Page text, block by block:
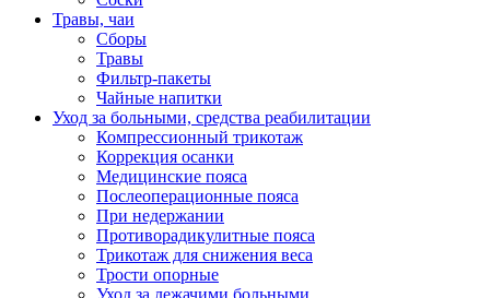
Травы, чаи
Сборы
Травы
Фильтр-пакеты
Чайные напитки
Уход за больными, средства реабилитации
Компрессионный трикотаж
Коррекция осанки
Медицинские пояса
Послеоперационные пояса
При недержании
Противорадикулитные пояса
Трикотаж для снижения веса
Трости опорные
Уход за лежачими больными